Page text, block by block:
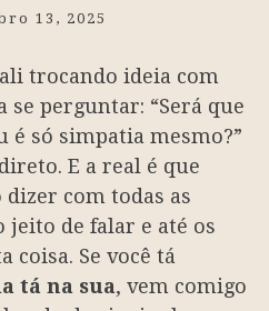
13, 2025
trocando ideia com
se perguntar: “Será que
é só simpatia mesmo?”
E a real é que
com todas as
jeito de falar e até os
coisa. Se você tá
tá na sua, vem comigo